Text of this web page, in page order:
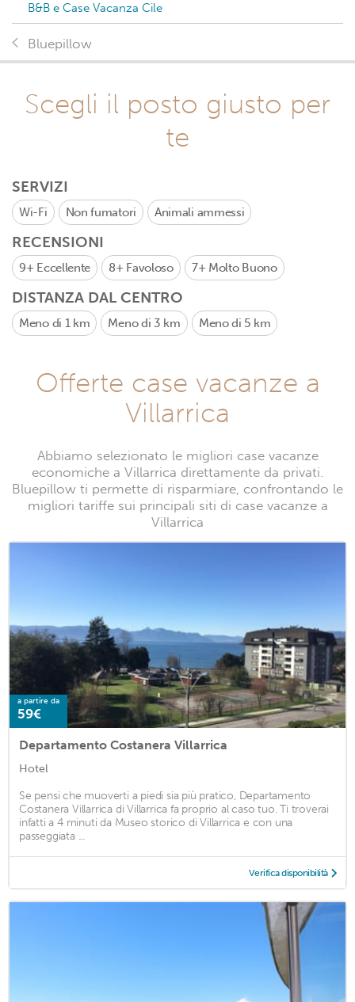
B&B e Case Vacanza Cile
Bluepillow
Scegli il posto giusto per
te
SERVIZI
Wi-Fi Non fumatori Animali ammessi
RECENSIONI
9+ Eccellente 8+ Favoloso 7+ Molto Buono
DISTANZA DAL CENTRO
Meno di 1 km Meno di 3 km Meno di 5 km
Offerte case vacanze a
Villarrica
Abbiamo selezionato le migliori case vacanze
economiche a Villarrica direttamente da privati.
Bluepillow ti permette di risparmiare, confrontando le
migliori tariffe sui principali siti di case vacanze a
Villarrica
a partire da
59€
Departamento Costanera Villarrica
Hotel
Se pensi che muoverti a piedi sia più pratico, Departamento
Costanera Villarrica di Villarrica fa proprio al caso tuo. Ti troverai
infatti a 4 minuti da Museo storico di Villarrica e con una
passeggiata ...
Verifica disponibilità